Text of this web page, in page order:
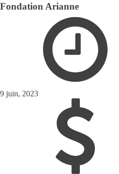
Fondation Arianne
9 juin, 2023